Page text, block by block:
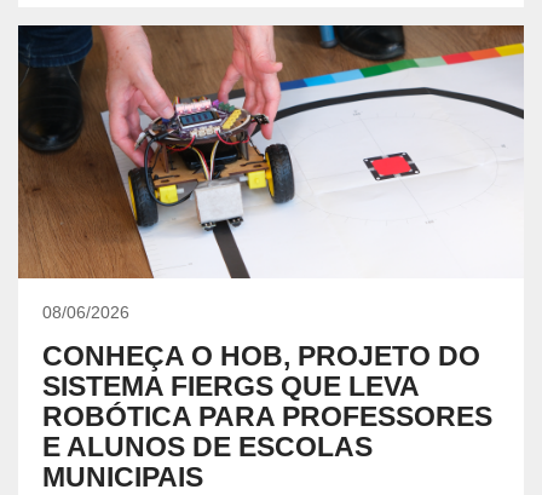
08/06/2026
CONHEÇA O HOB, PROJETO DO
SISTEMA FIERGS QUE LEVA
ROBÓTICA PARA PROFESSORES
E ALUNOS DE ESCOLAS
MUNICIPAIS